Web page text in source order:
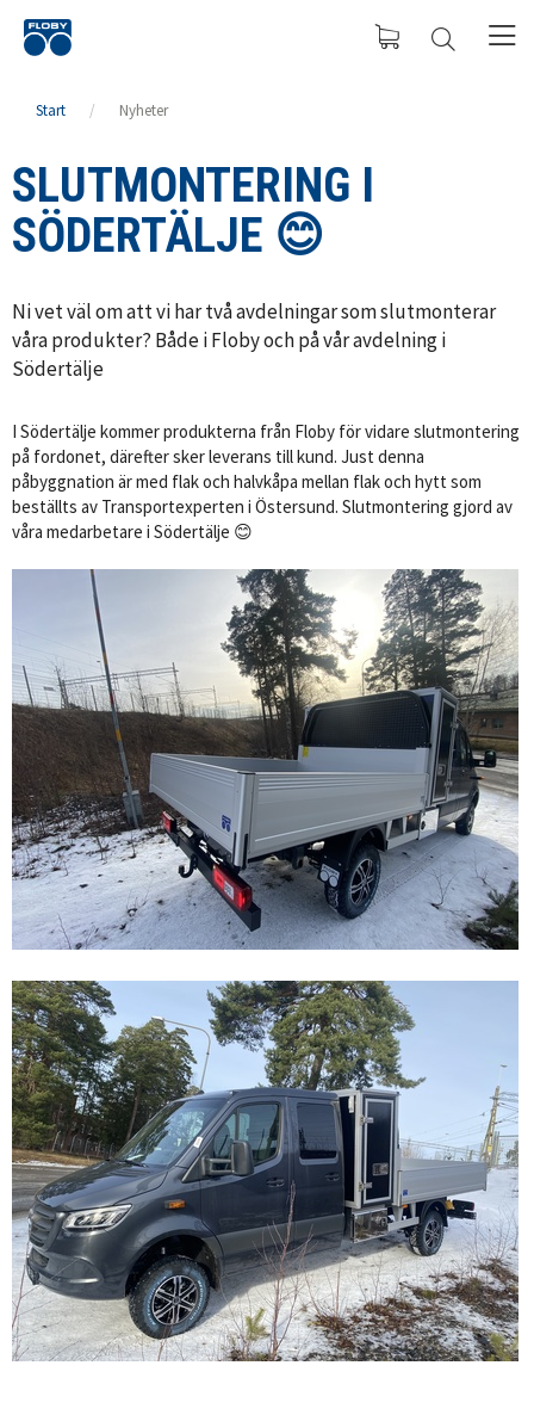
Start / Nyheter
SLUTMONTERING I
SÖDERTÄLJE 😊
Ni vet väl om att vi har två avdelningar som slutmonterar
våra produkter? Både i Floby och på vår avdelning i
Södertälje
I Södertälje kommer produkterna från Floby för vidare slutmontering
på fordonet, därefter sker leverans till kund. Just denna
påbyggnation är med flak och halvkåpa mellan flak och hytt som
beställts av Transportexperten i Östersund. Slutmontering gjord av
våra medarbetare i Södertälje 😊